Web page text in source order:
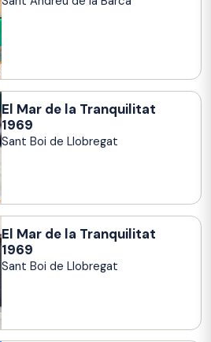
El Mar de la Tranquilitat
1969
Sant Boi de Llobregat
El Mar de la Tranquilitat
1969
Sant Boi de Llobregat